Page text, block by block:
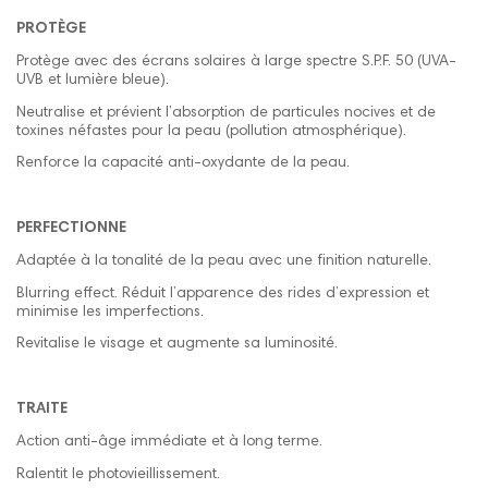
PROTÈGE
Protège avec des écrans solaires à large spectre S.P.F. 50 (UVA-
UVB et lumière bleue).
Neutralise et prévient l’absorption de particules nocives et de
toxines néfastes pour la peau (pollution atmosphérique).
Renforce la capacité anti-oxydante de la peau.
PERFECTIONNE
Adaptée à la tonalité de la peau avec une finition naturelle.
Blurring effect. Réduit l’apparence des rides d’expression et
minimise les imperfections.
Revitalise le visage et augmente sa luminosité.
TRAITE
Action anti-âge immédiate et à long terme.
Ralentit le photovieillissement.